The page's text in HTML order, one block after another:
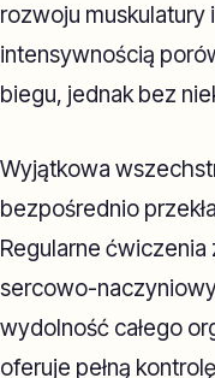
rozwoju muskulatury
intensywnością
biegu, jednak bez
Wyjątkowa
bezpośrednio
Regularne ćwiczenia
sercowo-
wydolność całego
oferuje pełną